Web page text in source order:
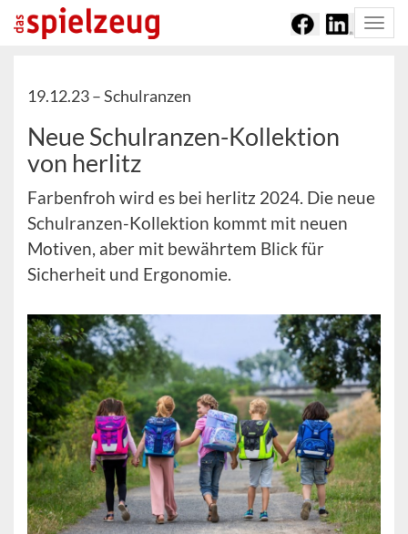
19.12.23 –Schulranzen
Neue Schulranzen-Kollektion
von herlitz
Farbenfroh wird es bei herlitz 2024. Die neue
Schulranzen-Kollektion kommt mit neuen
Motiven, aber mit bewährtem Blick für
Sicherheit und Ergonomie.